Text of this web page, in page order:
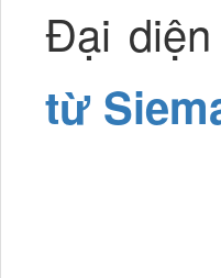
Đại
từ